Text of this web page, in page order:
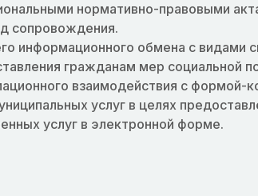
нормативно-правовыми
сопровождения.
информационного обмена с видами
гражданам мер социальной
взаимодействия с формой-
услуг в целях
услуг в электронной форме.